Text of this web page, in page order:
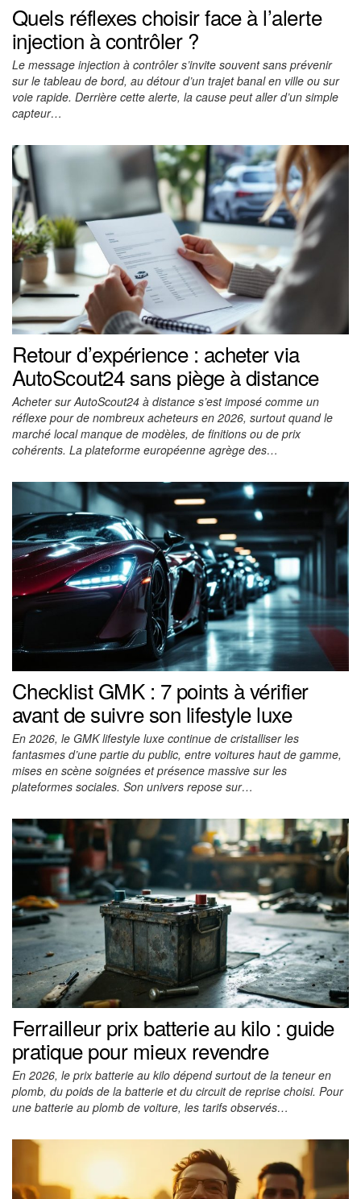
Quels réflexes choisir face à l’alerte
injection à contrôler ?
Le message injection à contrôler s’invite souvent sans prévenir
sur le tableau de bord, au détour d’un trajet banal en ville ou sur
voie rapide. Derrière cette alerte, la cause peut aller d’un simple
capteur…
Retour d’expérience : acheter via
AutoScout24 sans piège à distance
Acheter sur AutoScout24 à distance s’est imposé comme un
réflexe pour de nombreux acheteurs en 2026, surtout quand le
marché local manque de modèles, de finitions ou de prix
cohérents. La plateforme européenne agrège des…
Checklist GMK : 7 points à vérifier
avant de suivre son lifestyle luxe
En 2026, le GMK lifestyle luxe continue de cristalliser les
fantasmes d’une partie du public, entre voitures haut de gamme,
mises en scène soignées et présence massive sur les
plateformes sociales. Son univers repose sur…
Ferrailleur prix batterie au kilo : guide
pratique pour mieux revendre
En 2026, le prix batterie au kilo dépend surtout de la teneur en
plomb, du poids de la batterie et du circuit de reprise choisi. Pour
une batterie au plomb de voiture, les tarifs observés…